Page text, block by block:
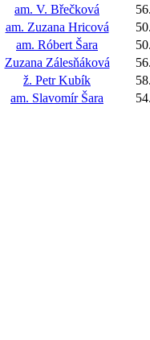
am. V. Břečková
am. Zuzana Hricová
am. Róbert Šara
Zuzana Zálesňáková
ž. Petr Kubík
am. Slavomír Šara